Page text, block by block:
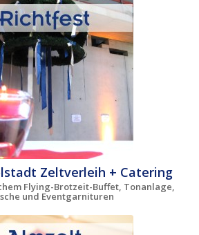
Zeltverleih + Catering
Flying-Brotzeit-Buffet, Tonanlage,
und Eventgarnituren